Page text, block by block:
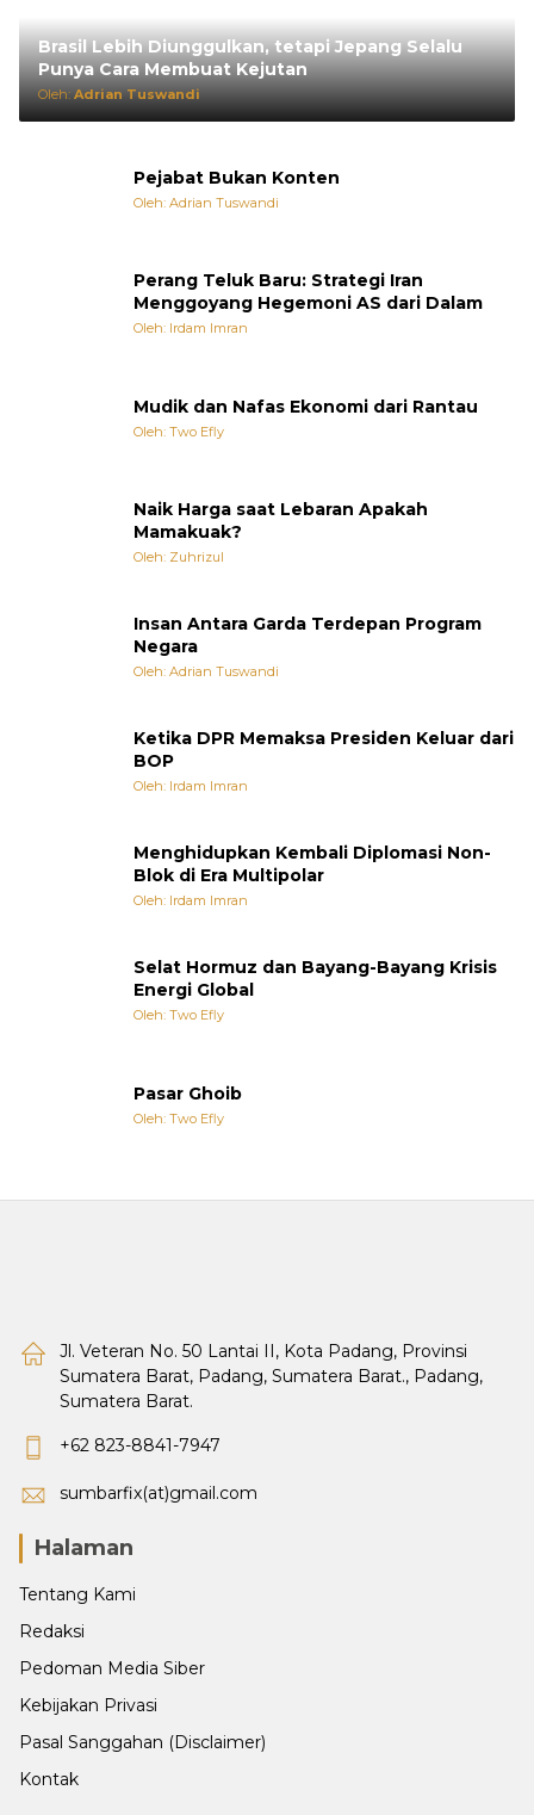
Brasil Lebih Diunggulkan, tetapi Jepang Selalu
Punya Cara Membuat Kejutan
Oleh: Adrian Tuswandi
Pejabat Bukan Konten
Oleh: Adrian Tuswandi
Perang Teluk Baru: Strategi Iran
Menggoyang Hegemoni AS dari Dalam
Oleh: Irdam Imran
Mudik dan Nafas Ekonomi dari Rantau
Oleh: Two Efly
Naik Harga saat Lebaran Apakah
Mamakuak?
Oleh: Zuhrizul
Insan Antara Garda Terdepan Program
Negara
Oleh: Adrian Tuswandi
Ketika DPR Memaksa Presiden Keluar dari
BOP
Oleh: Irdam Imran
Menghidupkan Kembali Diplomasi Non-
Blok di Era Multipolar
Oleh: Irdam Imran
Selat Hormuz dan Bayang-Bayang Krisis
Energi Global
Oleh: Two Efly
Pasar Ghoib
Oleh: Two Efly
Jl. Veteran No. 50 Lantai II, Kota Padang, Provinsi
Sumatera Barat, Padang, Sumatera Barat., Padang,
Sumatera Barat.
+62 823-8841-7947
sumbarfix(at)gmail.com
Halaman
Tentang Kami
Redaksi
Pedoman Media Siber
Kebijakan Privasi
Pasal Sanggahan (Disclaimer)
Kontak